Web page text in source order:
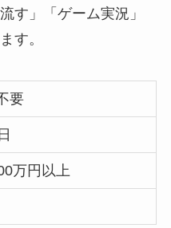
す」「ゲーム実況」
す。
要
万円以上